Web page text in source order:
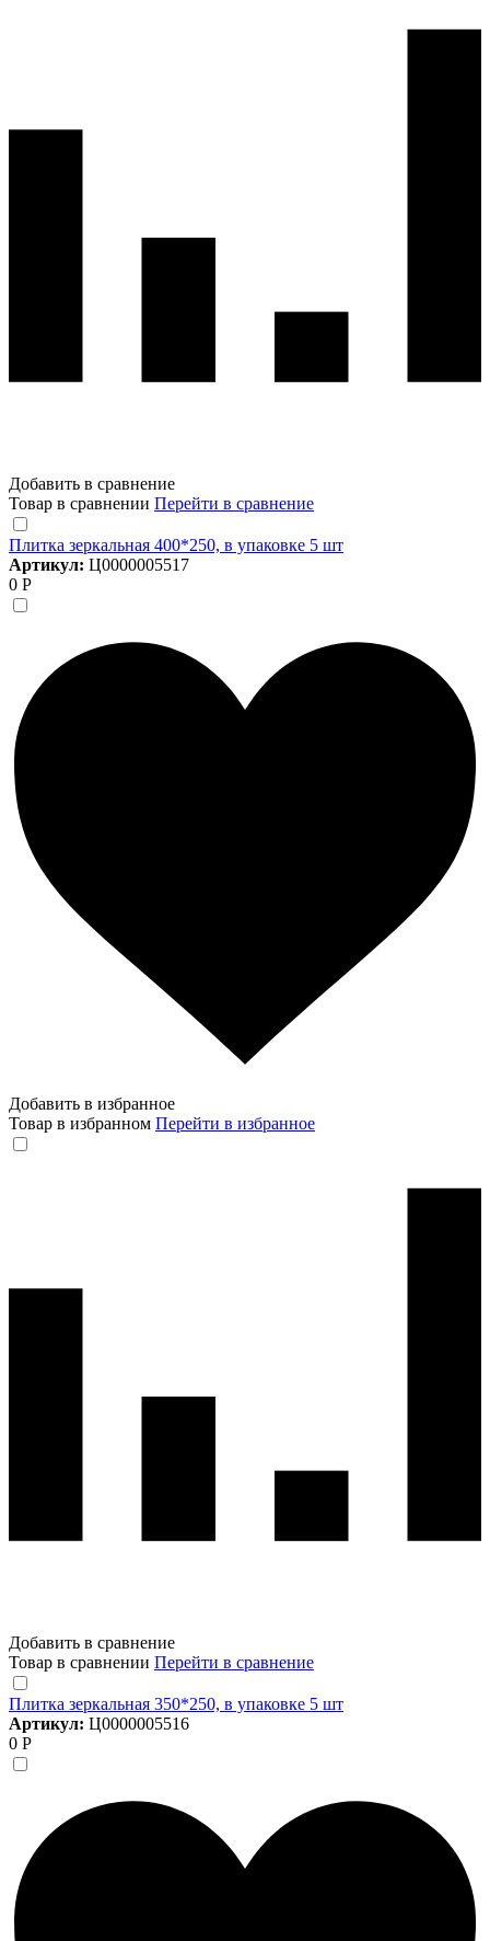
Добавить в сравнение
Товар в сравнении Перейти в сравнение
Плитка зеркальная 400*250, в упаковке 5 шт
Артикул: Ц0000005517
0 Р
Добавить в избранное
Товар в избранном Перейти в избранное
Добавить в сравнение
Товар в сравнении Перейти в сравнение
Плитка зеркальная 350*250, в упаковке 5 шт
Артикул: Ц0000005516
0 Р